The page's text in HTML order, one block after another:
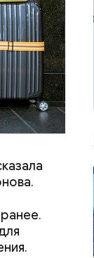
поможет ли
сбросить